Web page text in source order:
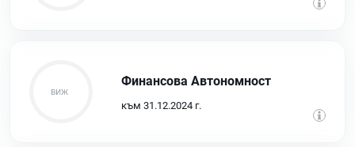
Финансова Автономност
към 31.12.2024 г.